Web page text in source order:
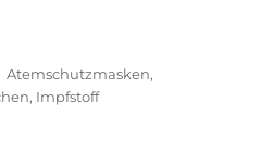
Schlagwörter
Atemschutzmasken,
, Impfstoff